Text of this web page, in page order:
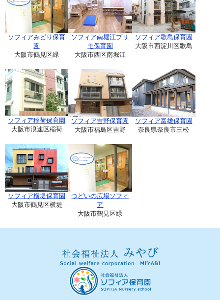
ソフィアみどり保育
園
大阪市鶴見区緑
ソフィア南堀江プリ
モ保育園
大阪市西区南堀江
ソフィア歌島保育園
大阪市西淀川区歌島
ソフィア稲荷保育園
大阪市浪速区稲荷
ソフィア吉野保育園
大阪市福島区吉野
ソフィア富雄保育園
奈良県奈良市三松
ソフィア横堤保育園
大阪市鶴見区横堤
つどいの広場ソフィ
ア
大阪市鶴見区緑